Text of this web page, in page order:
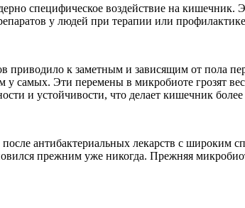
специфическое воздействие на кишечник.
у людей при терапии или
приводило к заметным и зависящим от пола
у самых. Эти перемены в микробиоте грозят
и устойчивости, что делает кишечник
антибактериальных лекарств с широким
прежним уже никогда. Прежняя